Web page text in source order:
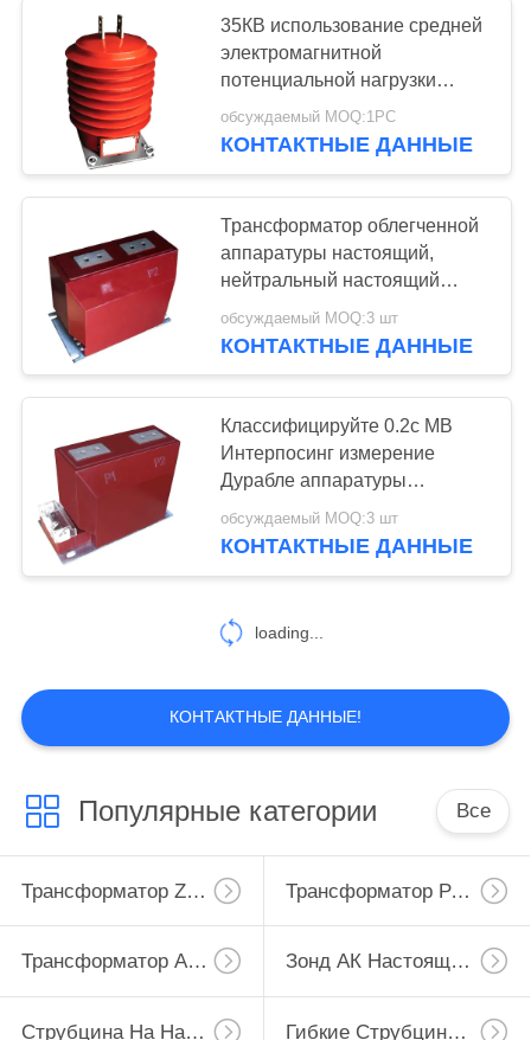
35КВ использование средней
электромагнитной
потенциальной нагрузки
трансформатора ЛЗЗВ1-35К
20ВА на открытом воздухе
обсуждаемый MOQ:1PC
КОНТАКТНЫЕ ДАННЫЕ
Трансформатор облегченной
аппаратуры настоящий,
нейтральный настоящий
трансформатор 10-4000А
обсуждаемый MOQ:3 шт
КОНТАКТНЫЕ ДАННЫЕ
Классифицируйте 0.2с МВ
Интерпосинг измерение
Дурабле аппаратуры
настоящего трансформатора
обсуждаемый MOQ:3 шт
КОНТАКТНЫЕ ДАННЫЕ
loading...
КОНТАКТНЫЕ ДАННЫЕ!
Популярные категории Все
Трансформатор Zero Последовательности Настоящий Трансформатор Разделенного Сердечника Настоящий
Трансформатор Аппаратуры Настоящий Зонд АК Настоящий
Струбцина На Настоящем Трансформаторе Гибкие Струбцины Кт